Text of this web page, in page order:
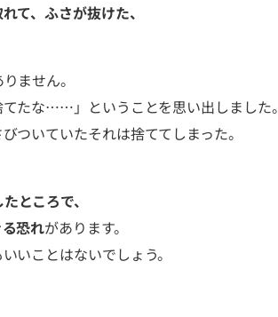
て、ふさが抜けた、
ません。
たな……」ということを思い出しました。
ついていたそれは捨ててしまった。
ところで、
恐れがあります。
いことはないでしょう。